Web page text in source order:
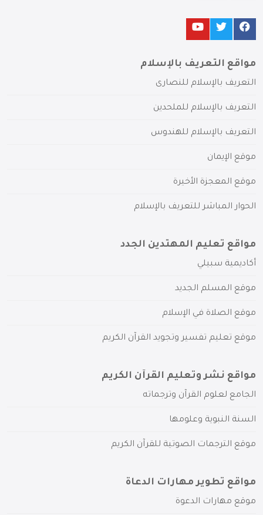
مواقع التعريف بالإسلام
التعريف بالإسلام للنصارى
التعريف بالإسلام للملحدين
التعريف بالإسلام للهندوس
موقع الإيمان
موقع المعجزة الأخيرة
الحوار المباشر للتعريف بالإسلام
مواقع تعليم المهتدين الجدد
أكاديمية سبيلي
موقع المسلم الجديد
موقع الصلاة في الإسلام
موقع تعليم تفسير وتجويد القرآن الكريم
مواقع نشر وتعليم القرآن الكريم
الجامع لعلوم القرآن وترجماته
السنة النبوية وعلومها
موقع الترجمات الصوتية للقرآن الكريم
مواقع تطوير مهارات الدعاة
موقع مهارات الدعوة